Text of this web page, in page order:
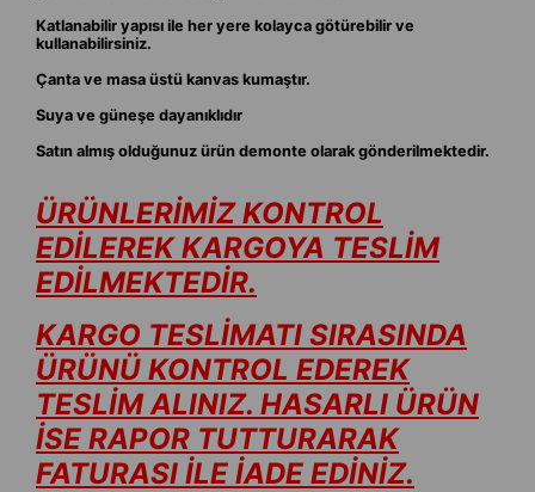
Katlanabilir yapısı ile her yere kolayca götürebilir ve
kullanabilirsiniz.
Çanta ve masa üstü kanvas kumaştır.
Suya ve güneşe dayanıklıdır
Satın almış olduğunuz ürün demonte olarak gönderilmektedir.
ÜRÜNLERİMİZ KONTROL
EDİLEREK KARGOYA TESLİM
EDİLMEKTEDİR.
KARGO TESLİMATI SIRASINDA
ÜRÜNÜ KONTROL EDEREK
TESLİM ALINIZ. HASARLI ÜRÜN
İSE RAPOR TUTTURARAK
FATURASI İLE İADE EDİNİZ.